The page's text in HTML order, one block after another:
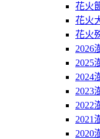
花火
花火
花火
2026
2025
2024
2023
2022
2021
2020